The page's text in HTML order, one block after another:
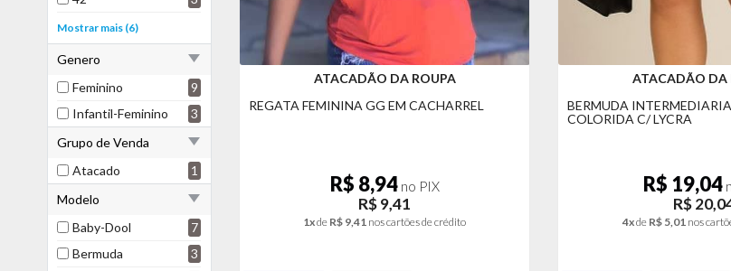
44
2
1
4
M
6
Mostrar mais (6)
Genero
Feminino
9
Infantil-Feminino
3
Grupo de Venda
Atacado
1
Modelo
Baby-Dool
7
Bermuda
3
ATACADÃO DA ROUPA
REGATA FEMININA GG EM CACHARREL
R$ 8,94no PIX
R$ 9,41
1xde R$ 9,41 nos cartões de crédito
ATACADÃO DA
BERMUDA
COLORIDA C/ LYCRA
R$ 19,04
R$
4xde R$ 5,01 nos